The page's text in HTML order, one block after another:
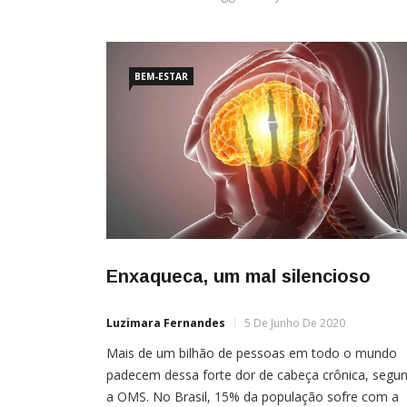
BEM-ESTAR
Enxaqueca, um mal silencioso
Luzimara Fernandes 5 De Junho De 2020
Mais de um bilhão de pessoas em todo o mundo
padecem dessa forte dor de cabeça crônica,
a OMS. No Brasil, 15% da população sofre com a